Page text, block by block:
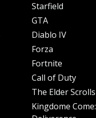
Starfield
GTA
Diablo IV
Forza
Fortnite
Call of Duty
The Elder Scrolls
Kingdome Come: